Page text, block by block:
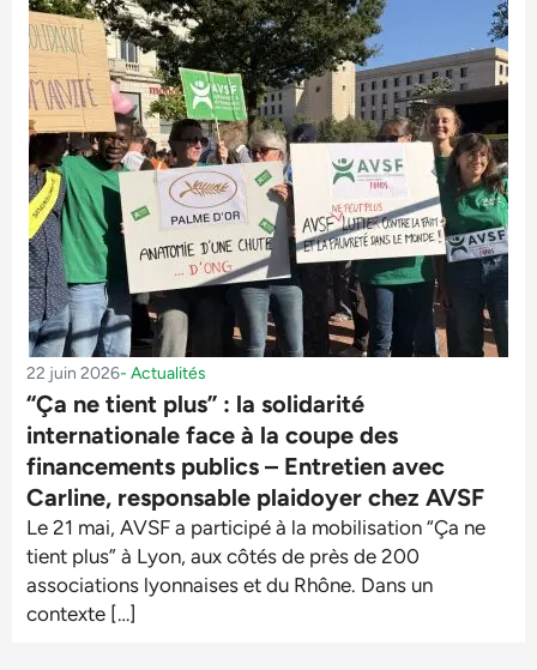
22 juin 2026- Actualités
“Ça ne tient plus” : la solidarité
internationale face à la coupe des
financements publics – Entretien avec
Carline, responsable plaidoyer chez AVSF
Le 21 mai, AVSF a participé à la mobilisation “Ça ne
tient plus” à Lyon, aux côtés de près de 200
associations lyonnaises et du Rhône. Dans un
contexte […]